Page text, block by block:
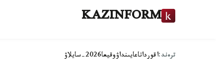
KAZINFORM
ترەند:اقورداتاعايىنداۋوقيعا2026-سايلاۋ